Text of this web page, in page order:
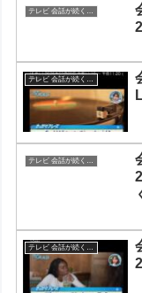
テレビ 会話が続く！リアル旅英語
テレビ 会話が続く！リアル旅英語